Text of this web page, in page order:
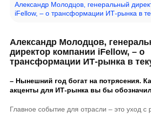
Александр Молодцов, генеральный
iFellow, – о трансформации ИТ-рынка в
Александр Молодцов,
директор компании iFellow, – о
трансформации ИТ-рынка в
– Нынешний год богат на потрясения.
акценты для ИТ-рынка вы бы
Главное событие для отрасли – это уход с